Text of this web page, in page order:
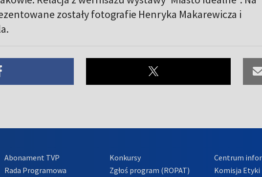
zostały fotografie Henryka Makarewicza i
Abonament TVP
Rada Programowa
Konkursy
Zgłoś program (ROPAT)
Centrum
Komisja Etyki